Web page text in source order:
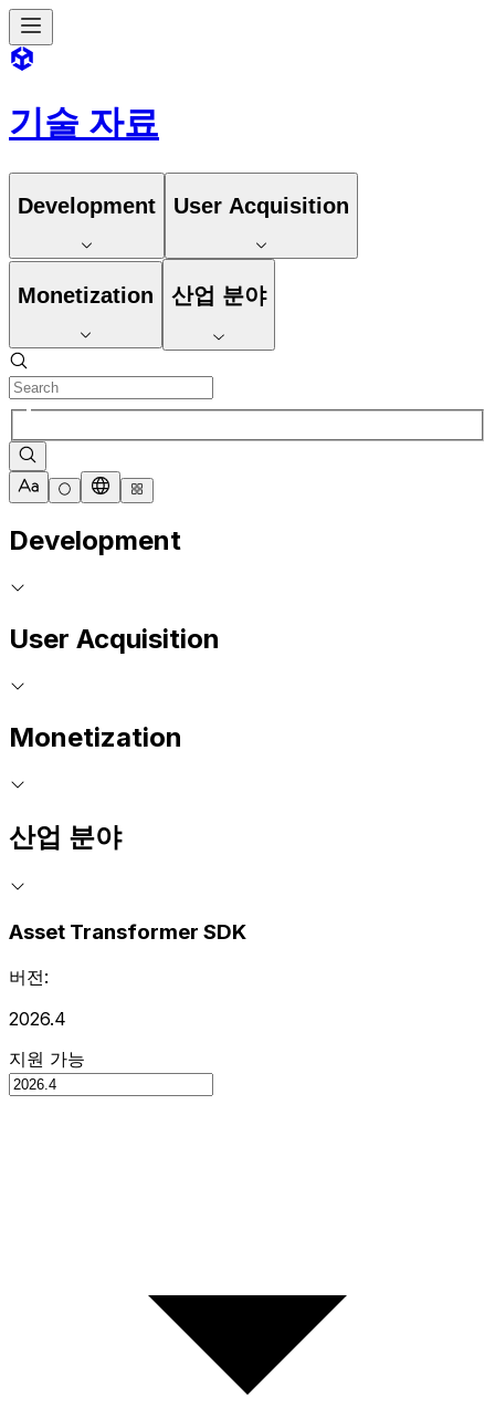
기술 자료
Development User Acquisition
Monetization 산업 분야
Development
User Acquisition
Monetization
산업 분야
Asset Transformer SDK
버전:
2026.4
지원 가능